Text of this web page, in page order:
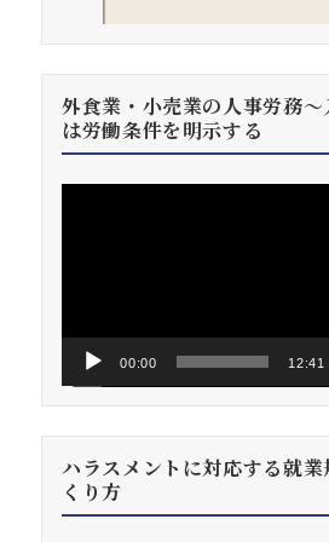
外食業・小売業の人事労務～
は労働条件を明示する
00:00 12:41
ハラスメントに対応する就業
くり方